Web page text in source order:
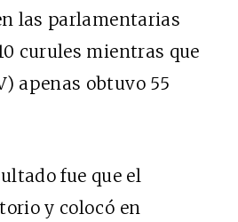
las parlamentarias
curules mientras que
apenas obtuvo 55
fue que el
y colocó en